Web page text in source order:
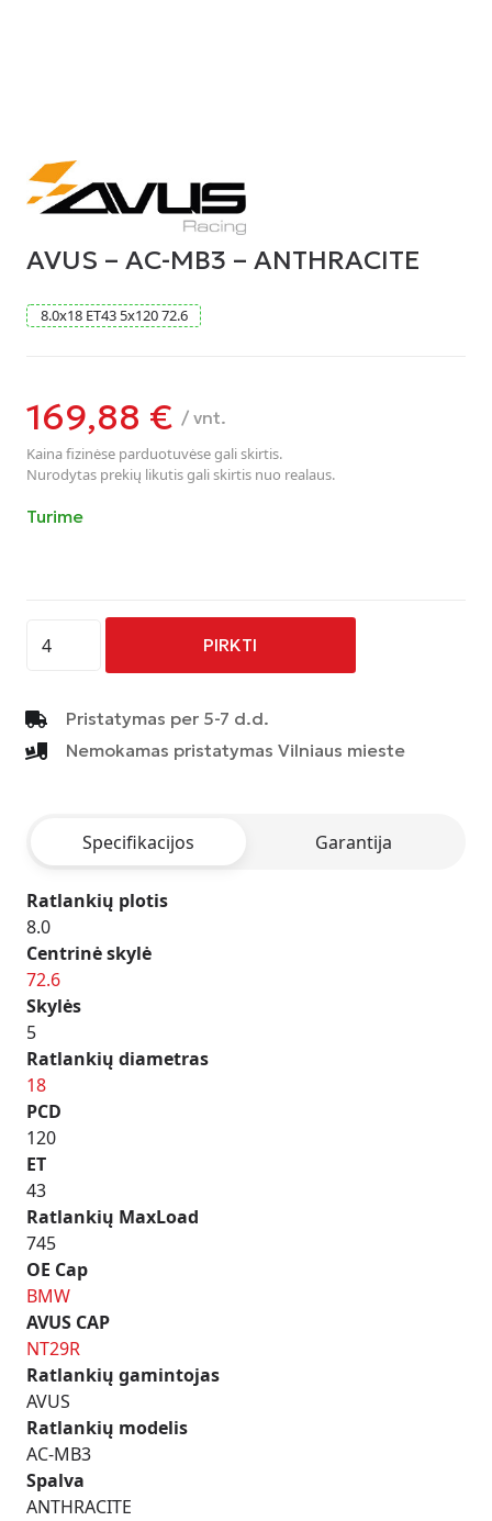
AVUS – AC-MB3 – ANTHRACITE
8.0x18 ET43 5x12072.6
169,88 € / vnt.
Kaina fizinėse parduotuvėse gali skirtis.
Nurodytas prekių likutis gali skirtis nuo realaus.
Turime
kiekis:
-
AC-
MB3
PIRKTI
Pristatymas per 5-7 d.d.
Nemokamas pristatymas Vilniaus mieste
Specifikacijos Garantija
Ratlankių plotis
8.0
Centrinė skylė
72.6
Skylės
5
Ratlankių diametras
18
PCD
120
ET
43
Ratlankių MaxLoad
745
OE Cap
BMW
AVUS CAP
NT29R
Ratlankių gamintojas
AVUS
Ratlankių modelis
AC-MB3
Spalva
ANTHRACITE